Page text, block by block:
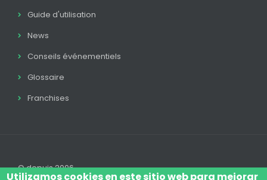
Guide d'utilisation
News
Conseils événementiels
Glossaire
Franchises
© depuis 2006
Utilizamos cookies en este sitio web para mejorar